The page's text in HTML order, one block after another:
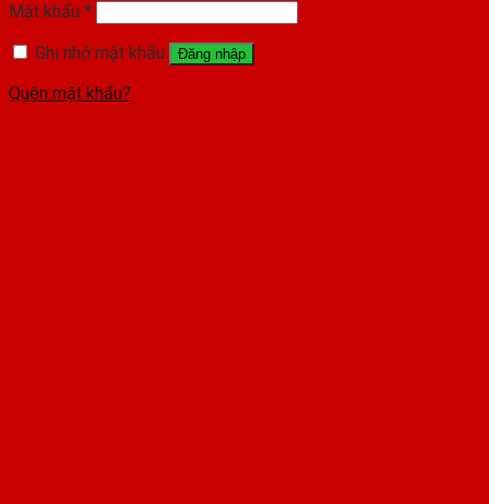
Mật khẩu *
Ghi nhớ mật khẩu
Đăng nhập
Quên mật khẩu?